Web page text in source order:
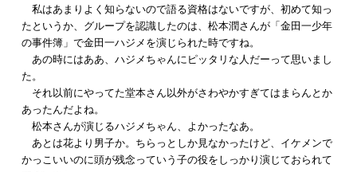
私はあまりよく知らないので語る資格はないですが、初めて知っ
たというか、グループを認識したのは、松本潤さんが「金田一少年
の事件簿」で金田一ハジメを演じられた時ですね。
あの時にはああ、ハジメちゃんにピッタリな人だーって思いまし
た。
それ以前にやってた堂本さん以外がさわやかすぎてはまらんとか
あったんだよね。
松本さんが演じるハジメちゃん、よかったなあ。
あとは花より男子か。ちらっとしか見なかったけど、イケメンで
かっこいいのに頭が残念っていう子の役をしっかり演じておられて